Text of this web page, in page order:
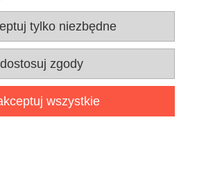
tylko niezbędne
dostosuj zgody
wszystkie